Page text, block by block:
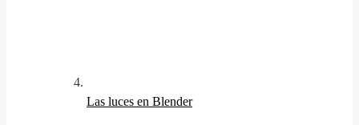
Las luces en Blender